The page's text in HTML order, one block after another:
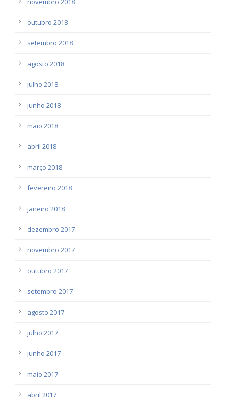
outubro 2018
setembro 2018
agosto 2018
julho 2018
junho 2018
maio 2018
abril 2018
março 2018
fevereiro 2018
janeiro 2018
dezembro 2017
novembro 2017
outubro 2017
setembro 2017
agosto 2017
julho 2017
junho 2017
maio 2017
abril 2017